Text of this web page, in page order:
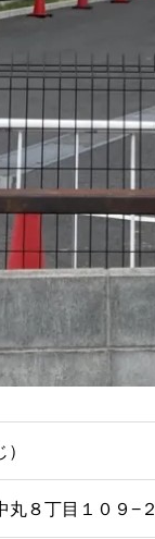
丸８丁目１０９−２